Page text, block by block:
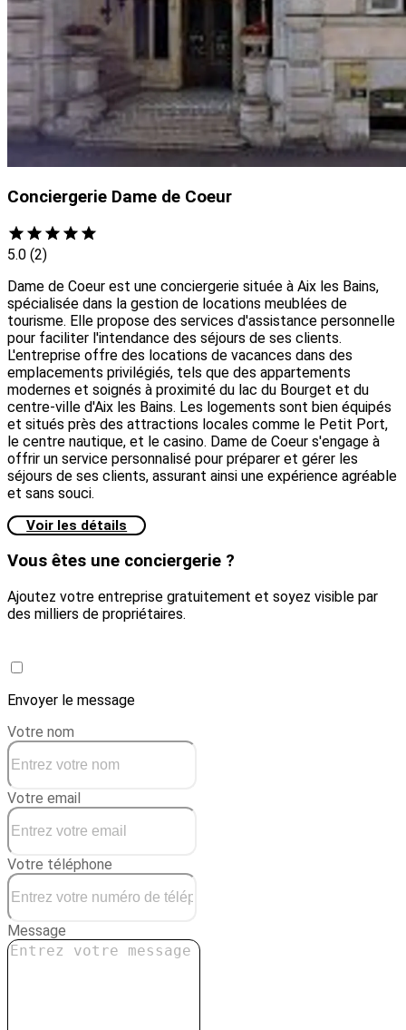
Conciergerie Dame de Coeur
5.0 (2)
Dame de Coeur est une conciergerie située à Aix les Bains,
spécialisée dans la gestion de locations meublées de
tourisme. Elle propose des services d'assistance personnelle
pour faciliter l'intendance des séjours de ses clients.
L'entreprise offre des locations de vacances dans des
emplacements privilégiés, tels que des appartements
modernes et soignés à proximité du lac du Bourget et du
centre-ville d'Aix les Bains. Les logements sont bien équipés
et situés près des attractions locales comme le Petit Port,
le centre nautique, et le casino. Dame de Coeur s'engage à
offrir un service personnalisé pour préparer et gérer les
séjours de ses clients, assurant ainsi une expérience agréable
et sans souci.
Voir les détails
Vous êtes une conciergerie ?
Ajoutez votre entreprise gratuitement et soyez visible par
des milliers de propriétaires.
Envoyer le message
Votre nom
Votre email
Votre téléphone
Message